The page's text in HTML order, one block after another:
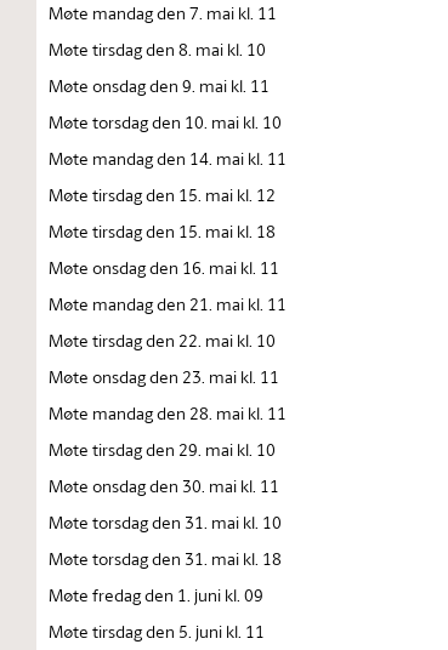
Møte mandag den 7. mai kl. 11
Møte tirsdag den 8. mai kl. 10
Møte onsdag den 9. mai kl. 11
Møte torsdag den 10. mai kl. 10
Møte mandag den 14. mai kl. 11
Møte tirsdag den 15. mai kl. 12
Møte tirsdag den 15. mai kl. 18
Møte onsdag den 16. mai kl. 11
Møte mandag den 21. mai kl. 11
Møte tirsdag den 22. mai kl. 10
Møte onsdag den 23. mai kl. 11
Møte mandag den 28. mai kl. 11
Møte tirsdag den 29. mai kl. 10
Møte onsdag den 30. mai kl. 11
Møte torsdag den 31. mai kl. 10
Møte torsdag den 31. mai kl. 18
Møte fredag den 1. juni kl. 09
Møte tirsdag den 5. juni kl. 11